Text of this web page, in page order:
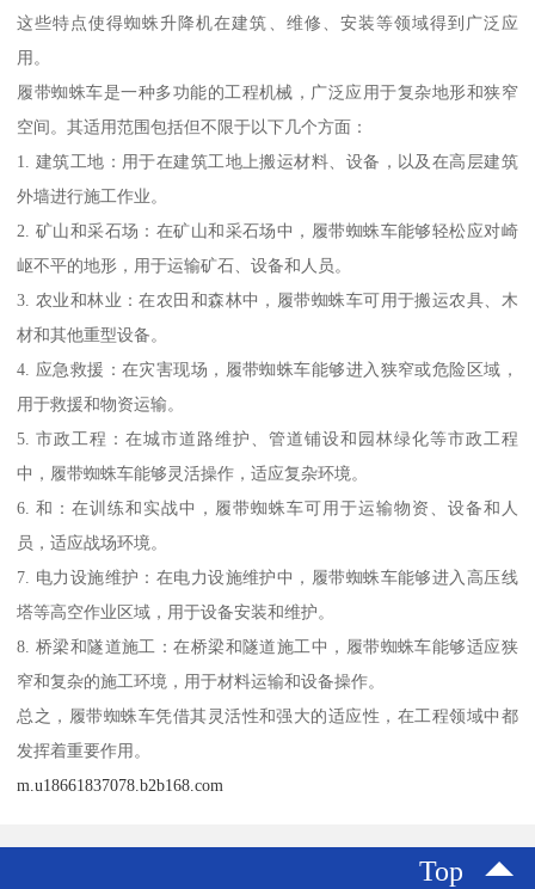
这些特点使得蜘蛛升降机在建筑、维修、安装等领域得到广泛应
用。
履带蜘蛛车是一种多功能的工程机械，广泛应用于复杂地形和狭窄
空间。其适用范围包括但不限于以下几个方面：
1. 建筑工地：用于在建筑工地上搬运材料、设备，以及在高层建筑
外墙进行施工作业。
2. 矿山和采石场：在矿山和采石场中，履带蜘蛛车能够轻松应对崎
岖不平的地形，用于运输矿石、设备和人员。
3. 农业和林业：在农田和森林中，履带蜘蛛车可用于搬运农具、木
材和其他重型设备。
4. 应急救援：在灾害现场，履带蜘蛛车能够进入狭窄或危险区域，
用于救援和物资运输。
5. 市政工程：在城市道路维护、管道铺设和园林绿化等市政工程
中，履带蜘蛛车能够灵活操作，适应复杂环境。
6. 和：在训练和实战中，履带蜘蛛车可用于运输物资、设备和人
员，适应战场环境。
7. 电力设施维护：在电力设施维护中，履带蜘蛛车能够进入高压线
塔等高空作业区域，用于设备安装和维护。
8. 桥梁和隧道施工：在桥梁和隧道施工中，履带蜘蛛车能够适应狭
窄和复杂的施工环境，用于材料运输和设备操作。
总之，履带蜘蛛车凭借其灵活性和强大的适应性，在工程领域中都
发挥着重要作用。
m.u18661837078.b2b168.com
Top